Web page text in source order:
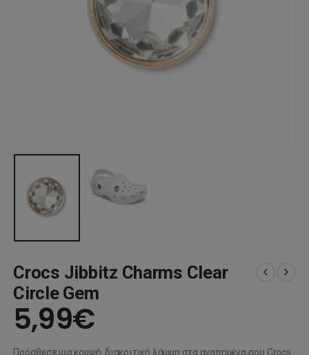
Crocs Jibbitz Charms Clear
Circle Gem
5,99€
Πρόσθεσε μια κομψή, διακριτική λάμψη στα αγαπημένα σου Crocs